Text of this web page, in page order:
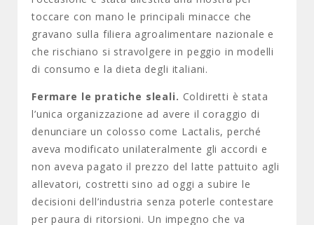
toccare con mano le principali minacce che
gravano sulla filiera agroalimentare nazionale e
che rischiano si stravolgere in peggio in modelli
di consumo e la dieta degli italiani.
Fermare le pratiche sleali. Coldiretti è stata
l’unica organizzazione ad avere il coraggio di
denunciare un colosso come Lactalis, perché
aveva modificato unilateralmente gli accordi e
non aveva pagato il prezzo del latte pattuito agli
allevatori, costretti sino ad oggi a subire le
decisioni dell’industria senza poterle contestare
per paura di ritorsioni. Un impegno che va